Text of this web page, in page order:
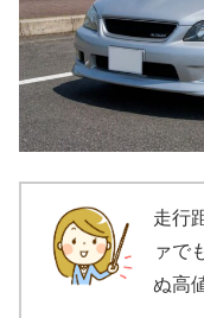
走行
ァで
ぬ高